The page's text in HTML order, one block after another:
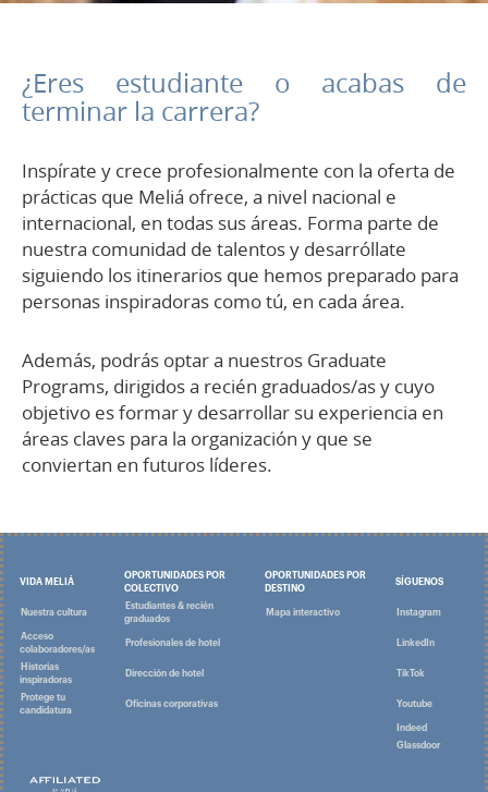
¿Eres estudiante o acabas de
terminar la carrera?
Inspírate y crece profesionalmente con la oferta de
prácticas que Meliá ofrece, a nivel nacional e
internacional, en todas sus áreas. Forma parte de
nuestra comunidad de talentos y desarróllate
siguiendo los itinerarios que hemos preparado para
personas inspiradoras como tú, en cada área.
Además, podrás optar a nuestros Graduate
Programs, dirigidos a recién graduados/as y cuyo
objetivo es formar y desarrollar su experiencia en
áreas claves para la organización y que se
conviertan en futuros líderes.
VIDA MELIÁ
OPORTUNIDADES POR
COLECTIVO
OPORTUNIDADES POR
DESTINO
SÍGUENOS
Nuestra cultura
Estudiantes & recién
graduados
Mapa interactivo Instagram
Acceso
colaboradores/as
Profesionales de hotel LinkedIn
Historias
inspiradoras
Dirección de hotel TikTok
Protege tu
candidatura
Oficinas corporativas Youtube
Indeed
Glassdoor